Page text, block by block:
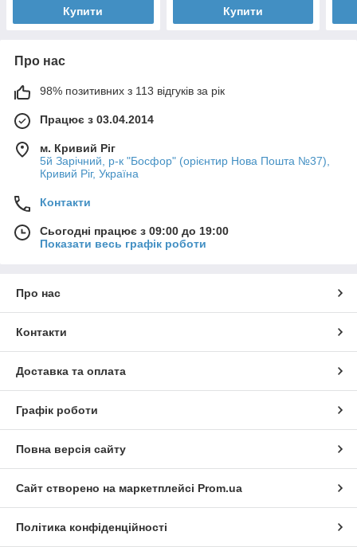
Купити Купити
Про нас
98% позитивних з 113 відгуків за рік
Працює з 03.04.2014
м. Кривий Ріг
5й Зарічний, р-к "Босфор" (орієнтир Нова Пошта №37),
Кривий Ріг, Україна
Контакти
Сьогодні працює з 09:00 до 19:00
Показати весь графік роботи
Про нас
Контакти
Доставка та оплата
Графік роботи
Повна версія сайту
Сайт створено на маркетплейсі Prom.ua
Політика конфіденційності